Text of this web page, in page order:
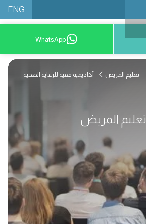
ENG
احجز موعدًا WhatsApp
أكاديمية فقيه للرعاية الصحية تعليم المريض
تعليم المريض